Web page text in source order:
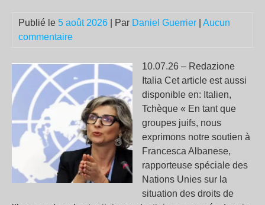
Publié le 5 août 2026 | Par Daniel Guerrier
Aucun
commentaire
10.07.26 – Redazione
Italia Cet article est aussi
disponible en: Italien,
Tchèque « En tant que
groupes juifs, nous
exprimons notre soutien à
Francesca Albanese,
rapporteuse spéciale des
Nations Unies sur la
situation des droits de